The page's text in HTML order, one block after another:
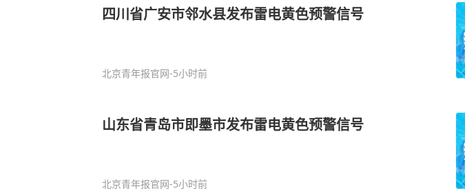
四川省广安市邻水县发布雷电黄色预警信号
北京青年报官网-5小时前
山东省青岛市即墨市发布雷电黄色预警信号
北京青年报官网-5小时前